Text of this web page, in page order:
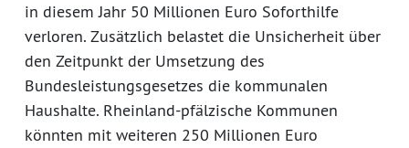
in diesem Jahr 50 Millionen Euro Soforthilfe
verloren. Zusätzlich belastet die Unsicherheit über
den Zeitpunkt der Umsetzung des
Bundesleistungsgesetzes die kommunalen
Haushalte. Rheinland-pfälzische Kommunen
könnten mit weiteren 250 Millionen Euro